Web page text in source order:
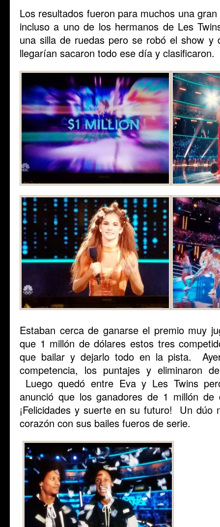
Los resultados fueron para muchos una
incluso a uno de los hermanos de Les
una silla de ruedas pero se robó el show
llegarían sacaron todo ese día y clasificaron.
Estaban cerca de ganarse el premio muy
que 1 millón de dólares estos tres
que bailar y dejarlo todo en la pista.
competencia, los puntajes y eliminaron
Luego quedó entre Eva y Les Twins
anunció que los ganadores de 1 millón
¡Felicidades y suerte en su futuro! Un dúo
corazón con sus bailes fueros de serie.